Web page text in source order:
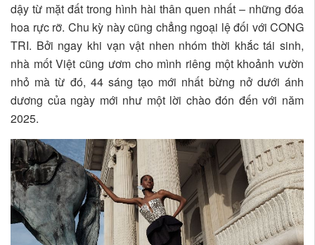
dậy từ mặt đất trong hình hài thân quen nhất – những đóa
hoa rực rỡ. Chu kỳ này cũng chẳng ngoại lệ đối với CONG
TRI. Bởi ngay khi vạn vật nhen nhóm thời khắc tái sinh,
nhà mốt Việt cũng ươm cho mình riêng một khoảnh vườn
nhỏ mà từ đó, 44 sáng tạo mới nhất bừng nở dưới ánh
dương của ngày mới như một lời chào đón đến với năm
2025.